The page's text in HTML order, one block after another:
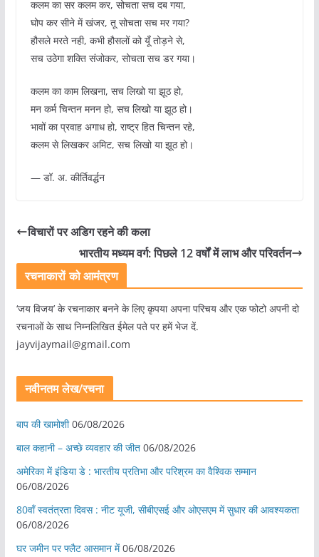
कलम का सर कलम कर, सोचता सच दब गया,
घोप कर सीने में खंजर, तू सोचता सच मर गया?
हौसले मरते नही, कभी हौसलों को यूँ तोड़ने से,
सच उठेगा शक्ति संजोकर, सोचता सच डर गया।
कलम का काम लिखना, सच लिखो या झूठ हो,
मन कर्म चिन्तन मनन हो, सच लिखो या झूठ हो।
भावों का प्रवाह अगाध हो, राष्ट्र हित चिन्तन रहे,
कलम से लिखकर अमिट, सच लिखो या झूठ हो।
— डॉ. अ. कीर्तिवर्द्धन
विचारों पर अडिग रहने की कला
भारतीय मध्यम वर्ग: पिछले 12 वर्षों में लाभ और परिवर्तन
रचनाकारों को आमंत्रण
‘जय विजय’ के रचनाकार बनने के लिए कृपया अपना परिचय और एक फोटो अपनी दो
रचनाओं के साथ निम्नलिखित ईमेल पते पर हमें भेज दें.
jayvijaymail@gmail.com
नवीनतम लेख/रचना
बाप की खामोशी 06/08/2026
बाल कहानी – अच्छे व्यवहार की जीत 06/08/2026
अमेरिका में इंडिया डे : भारतीय प्रतिभा और परिश्रम का वैश्विक सम्मान
06/08/2026
80वाँ स्वतंत्रता दिवस : नीट यूजी, सीबीएसई और ओएसएम में सुधार की आवश्यकता
06/08/2026
घर जमीन पर फ्लैट आसमान में 06/08/2026